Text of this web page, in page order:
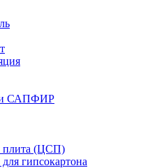
и САПФИР
плита (ЦСП)
гипсокартона